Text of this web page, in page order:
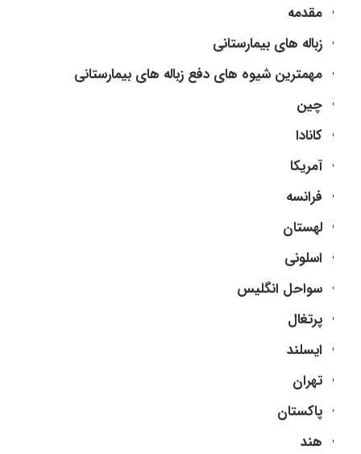
مقدمه
زباله های بیمارستانی
مهمترین شیوه های دفع زباله های بیمارستانی
چین
کانادا
آمریکا
فرانسه
لهستان
اسلونی
سواحل انگلیس
پرتغال
ایسلند
تهران
پاکستان
هند